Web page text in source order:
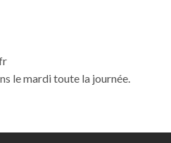
le mardi toute la journée.